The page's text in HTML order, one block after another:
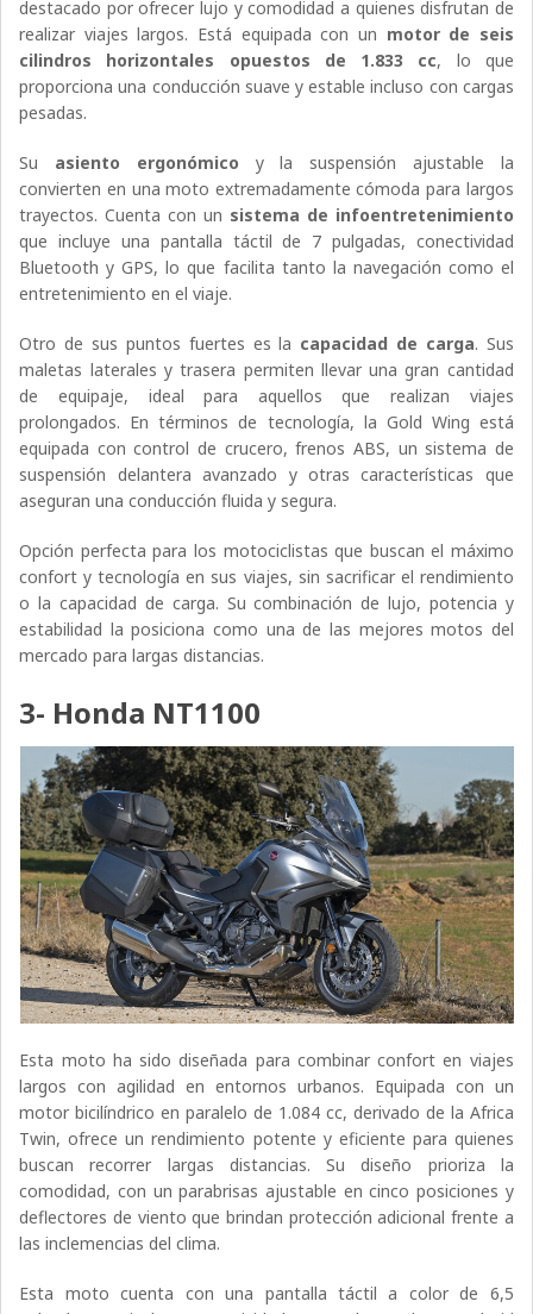
destacado por ofrecer lujo y comodidad a quienes disfrutan de
realizar viajes largos. Está equipada con un motor de seis
cilindros horizontales opuestos de 1.833 cc, lo que
proporciona una conducción suave y estable incluso con cargas
pesadas.
Su asiento ergonómico y la suspensión ajustable la
convierten en una moto extremadamente cómoda para largos
trayectos. Cuenta con un sistema de infoentretenimiento
que incluye una pantalla táctil de 7 pulgadas, conectividad
Bluetooth y GPS, lo que facilita tanto la navegación como el
entretenimiento en el viaje.
Otro de sus puntos fuertes es la capacidad de carga. Sus
maletas laterales y trasera permiten llevar una gran cantidad
de equipaje, ideal para aquellos que realizan viajes
prolongados. En términos de tecnología, la Gold Wing está
equipada con control de crucero, frenos ABS, un sistema de
suspensión delantera avanzado y otras características que
aseguran una conducción fluida y segura.
Opción perfecta para los motociclistas que buscan el máximo
confort y tecnología en sus viajes, sin sacrificar el rendimiento
o la capacidad de carga. Su combinación de lujo, potencia y
estabilidad la posiciona como una de las mejores motos del
mercado para largas distancias.
3- Honda NT1100
Esta moto ha sido diseñada para combinar confort en viajes
largos con agilidad en entornos urbanos. Equipada con un
motor bicilíndrico en paralelo de 1.084 cc, derivado de la Africa
Twin, ofrece un rendimiento potente y eficiente para quienes
buscan recorrer largas distancias. Su diseño prioriza la
comodidad, con un parabrisas ajustable en cinco posiciones y
deflectores de viento que brindan protección adicional frente a
las inclemencias del clima.
Esta moto cuenta con una pantalla táctil a color de 6,5